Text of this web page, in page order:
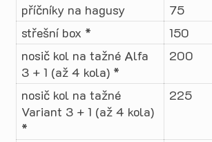
příčníky na hagusy
75
střešní box *
150
nosič kol na tažné Alfa
3 + 1 (až 4 kola) *
200
nosič kol na tažné
Variant 3 + 1 (až 4 kola)
*
225